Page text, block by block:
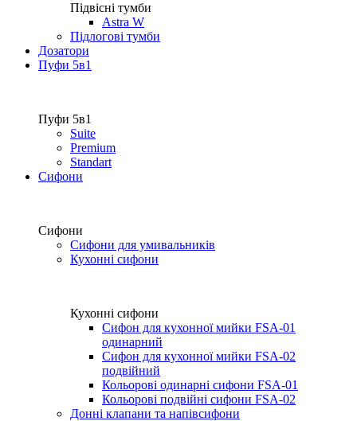
Підвісні тумби
Astra W
Підлогові тумби
Дозатори
Пуфи 5в1
Пуфи 5в1
Suite
Premium
Standart
Сифони
Сифони
Сифони для умивальників
Кухонні сифони
Кухонні сифони
Сифон для кухонної мийки FSA-01
одинарний
Сифон для кухонної мийки FSA-02
подвійний
Кольорові одинарні сифони FSA-01
Кольорові подвійні сифони FSA-02
Донні клапани та напівсифони